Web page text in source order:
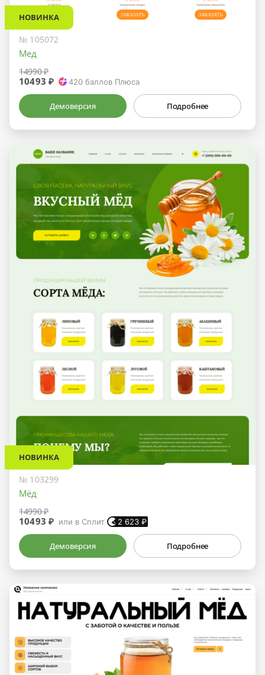
НОВИНКА
№ 105072
Мед
14990 ₽
10493 ₽ 420 баллов Плюса
Демоверсия Подробнее
НОВИНКА
№ 103299
Мёд
14990 ₽
10493 ₽ или в Сплит 2 623 ₽
Демоверсия Подробнее